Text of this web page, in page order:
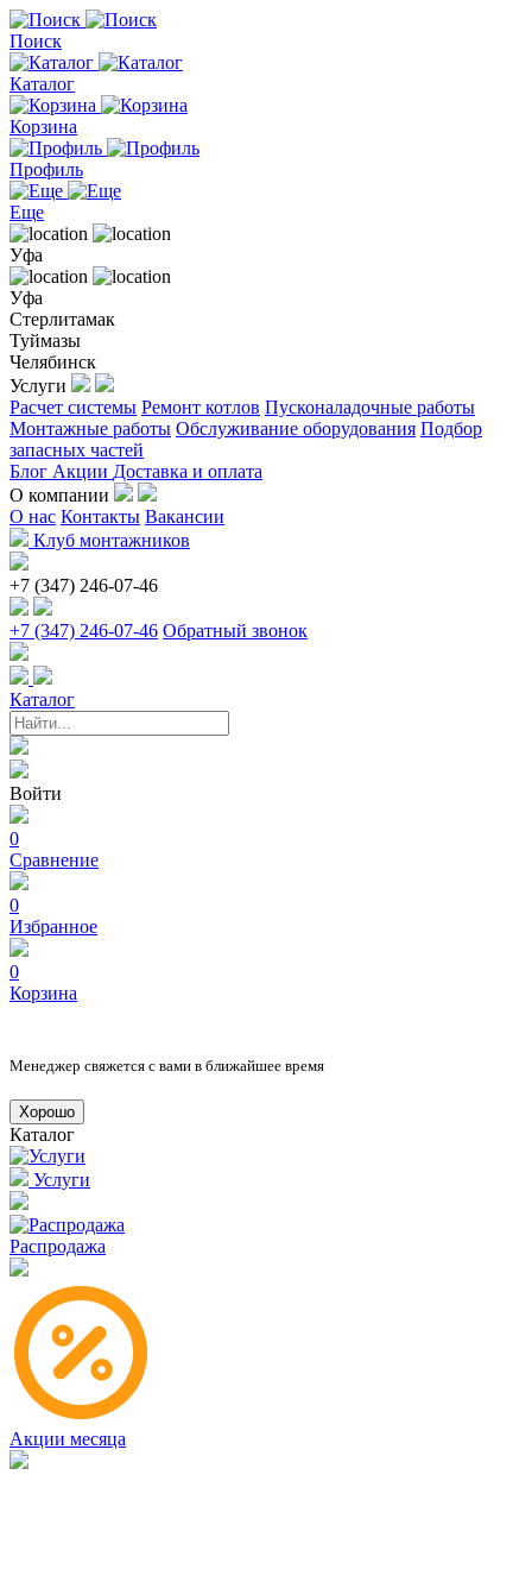
Поиск
Каталог
Корзина
Профиль
Еще
Уфа
Уфа
Стерлитамак
Туймазы
Челябинск
Услуги
Расчет системы Ремонт котлов Пусконаладочные работы
Монтажные работы Обслуживание оборудования Подбор
запасных частей
Блог Акции Доставка и оплата
О компании
О нас Контакты Вакансии
Клуб монтажников
+7 (347) 246-07-46
+7 (347) 246-07-46 Обратный звонок
Каталог
Войти
0
Сравнение
0
Избранное
0
Корзина
Менеджер свяжется с вами в ближайшее время
Хорошо
Каталог
Услуги
Распродажа
Акции месяца